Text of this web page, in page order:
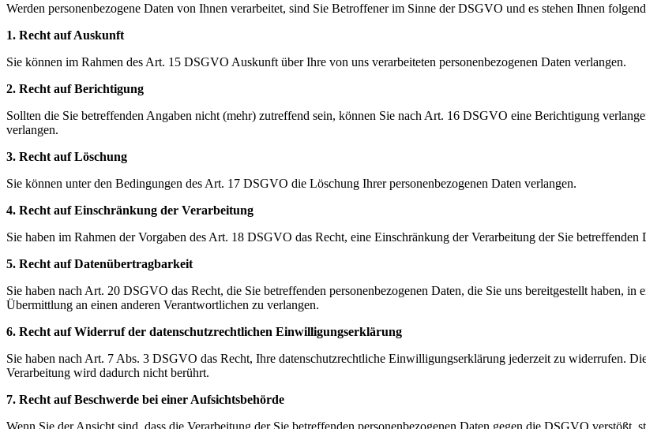
Werden personenbezogene Daten von Ihnen verarbeitet, sind Sie Betroffener im Sinne der DSGVO und es stehen Ihnen
1. Recht auf Auskunft
Sie können im Rahmen des Art. 15 DSGVO Auskunft über Ihre von uns verarbeiteten personenbezogenen Daten verlangen.
2. Recht auf Berichtigung
Sollten die Sie betreffenden Angaben nicht (mehr) zutreffend sein, können Sie nach Art. 16 DSGVO eine Berichtigung
verlangen.
3. Recht auf Löschung
Sie können unter den Bedingungen des Art. 17 DSGVO die Löschung Ihrer personenbezogenen Daten verlangen.
4. Recht auf Einschränkung der Verarbeitung
Sie haben im Rahmen der Vorgaben des Art. 18 DSGVO das Recht, eine Einschränkung der Verarbeitung der Sie betreffenden
5. Recht auf Datenübertragbarkeit
Sie haben nach Art. 20 DSGVO das Recht, die Sie betreffenden personenbezogenen Daten, die Sie uns bereitgestellt haben,
Übermittlung an einen anderen Verantwortlichen zu verlangen.
6. Recht auf Widerruf der datenschutzrechtlichen Einwilligungserklärung
Sie haben nach Art. 7 Abs. 3 DSGVO das Recht, Ihre datenschutzrechtliche Einwilligungserklärung jederzeit zu widerrufen.
Verarbeitung wird dadurch nicht berührt.
7. Recht auf Beschwerde bei einer Aufsichtsbehörde
Wenn Sie der Ansicht sind, dass die Verarbeitung der Sie betreffenden personenbezogenen Daten gegen die DSGVO